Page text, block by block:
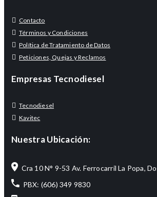
Contacto
Términos y Condiciones
Política de Tratamiento de Datos
Peticiones, Quejas y Reclamos
Empresas Tecnodiesel
Tecnodiesel
Kavitec
Nuestra Ubicación:
Cra 10 N° 9-53 Av. Ferrocarril La Popa,
PBX: (606) 349 9830